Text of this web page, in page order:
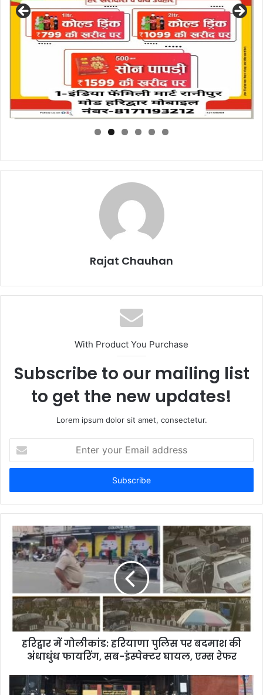
k
Rajat Chauhan
With Product You Purchase
Subscribe to our mailing list
to get the new updates!
Lorem ipsum dolor sit amet, consectetur.
your
Email
हरिद्वार में गोलीकांड: हरियाणा पुलिस पर बदमाश की
अंधाधुंध फायरिंग, सब-इंस्पेक्टर घायल, एम्स रेफर